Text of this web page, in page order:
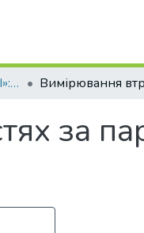
Наукові вісті НТУУ «КПІ»: науково-технічний журнал, № 5(73)
за